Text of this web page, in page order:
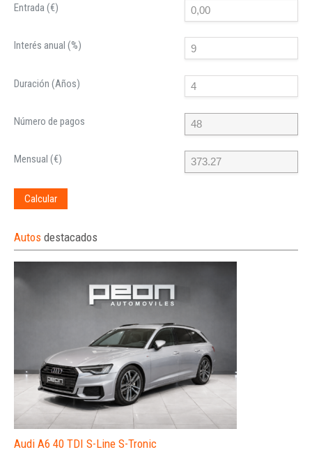
Entrada (€)
Interés anual (%)
Duración (Años)
Número de pagos
Mensual (€)
Calcular
Autos destacados
Audi A6 40 TDI S-Line S-Tronic